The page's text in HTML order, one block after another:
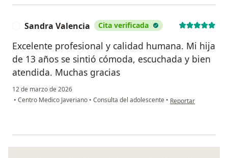
Sandra Valencia Cita verificada
Excelente profesional y calidad humana. Mi hija
de 13 años se sintió cómoda, escuchada y bien
atendida. Muchas gracias
12 de marzo de 2026
• Centro Medico Javeriano • Consulta del adolescente • en opinión del
Reportar